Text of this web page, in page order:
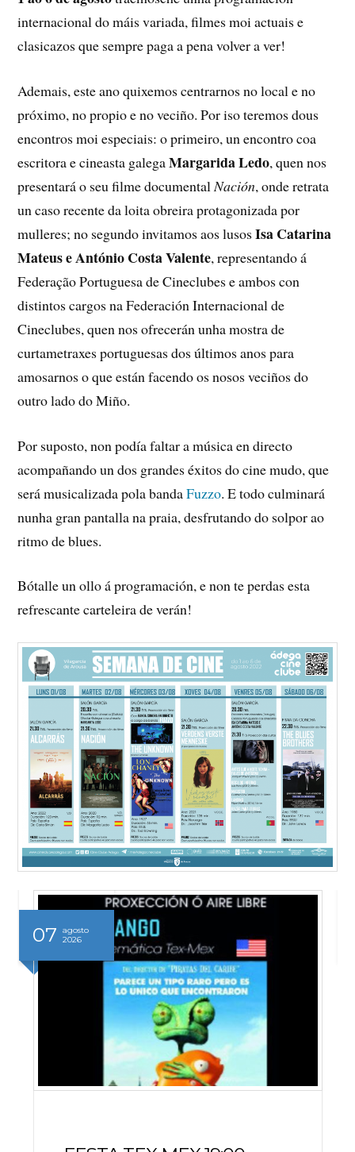
internacional do máis variada, filmes moi actuais e
clasicazos que sempre paga a pena volver a ver!
Ademais, este ano quixemos centrarnos no local e no
próximo, no propio e no veciño. Por iso teremos dous
encontros moi especiais: o primeiro, un encontro coa
escritora e cineasta galegaMargarida Ledo, quen nos
presentará o seu filme documentalNación, onde retrata
un caso recente da loita obreira protagonizada por
mulleres; no segundo invitamos aos lusosIsa Catarina
Mateus e António Costa Valente, representando á
Federação Portuguesa de Cineclubes e ambos con
distintos cargos na Federación Internacional de
Cineclubes, quen nos ofrecerán unha mostra de
curtametraxes portuguesas dos últimos anos para
amosarnos o que están facendo os nosos veciños do
outro lado do Miño.
Por suposto, non podía faltar a música en directo
acompañando un dos grandes éxitos do cine mudo, que
será musicalizada pola bandaFuzzo. E todo culminará
nunha gran pantalla na praia, desfrutando do solpor ao
ritmo de blues.
Bótalle un ollo á programación, e non te perdas esta
refrescante carteleira de verán!
07
agosto
2026